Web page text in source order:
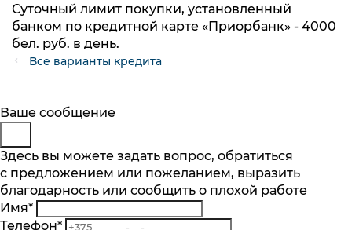
Суточный лимит покупки, установленный
банком по кредитной карте «Приорбанк» - 4000
бел. руб. в день.
Все варианты кредита
Будьте в курсе
Подпишитесь на последние обновления
и узнавайте о новинках и специальных
предложениях первыми
Подписаться
Заказ обратного звонка
Представьтесь
Телефон*
Комментарий
Ваше сообщение
Здесь вы можете задать вопрос, обратиться
с предложением или пожеланием, выразить
благодарность или сообщить о плохой работе
Имя*
Телефон*